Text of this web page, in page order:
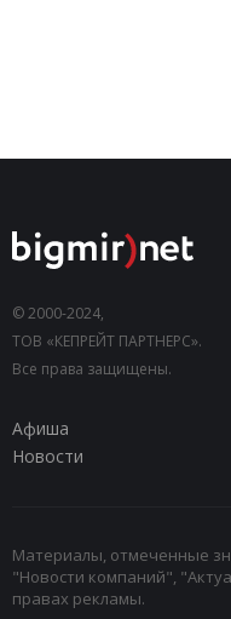
© 2000-2024,
ТОВ «КЕПРЕЙТ ПАРТНЕРС».
Все права защищены.
Афиша
Новости
Материалы, отмеченные
"Новости компаний",
правах рекламы.